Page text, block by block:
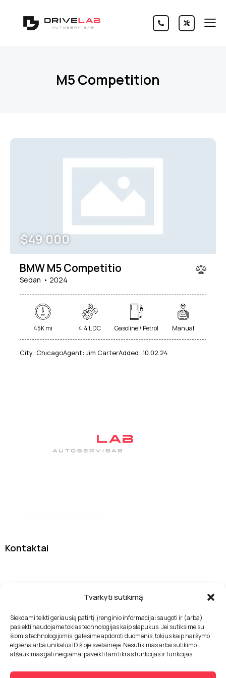
Tvarkyti sutikimą
Siekdami teikti geriausią patirtį, įrenginio informacijai saugoti ir (arba)
pasiekti naudojame tokias technologijas kaip slapukus. Jei sutiksime su
šiomis technologijomis, galėsime apdoroti duomenis, tokius kaip naršymo
elgsena arba unikalūs ID šioje svetainėje. Nesutikimas arba sutikimo
atšaukimas gali neigiamai paveikti tam tikras funkcijas ir funkcijas.
M5 Competition
$49 000
BMW M5 Competitio
Sedan 2024
45K mi 4.4 L DC Gasoline / Petrol Manual
City: ChicagoAgent: Jim CarterAdded: 10.02.24
Kontaktai
Nuorodos
Paslaugos